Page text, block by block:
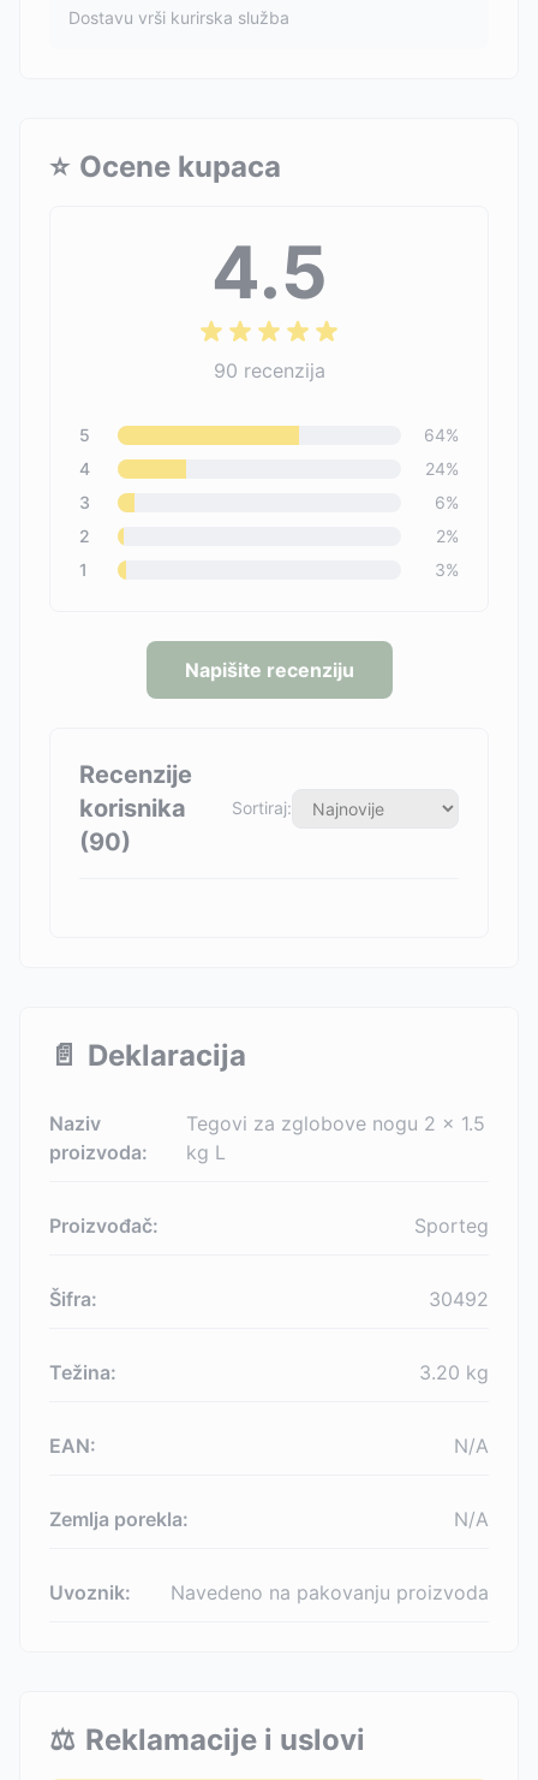
Dostavu vrši kurirska služba
⭐ Ocene kupaca
4.5
90 recenzija
5 64%
4
24%
3
6%
2
2%
1
3%
Napišite recenziju
Recenzije
korisnika
(90)
Sortiraj:
📄 Deklaracija
Naziv
proizvoda:
Tegovi za zglobove nogu 2 x 1.5
kg L
Proizvođač: Sporteg
Šifra: 30492
Težina: 3.20 kg
EAN: N/A
Zemlja porekla: N/A
Uvoznik: Navedeno na pakovanju proizvoda
⚖️ Reklamacije i uslovi